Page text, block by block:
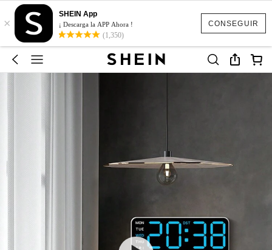
CONSEGUIR
×
SHEIN App
¡ Descarga la APP Ahora !
(1,350)